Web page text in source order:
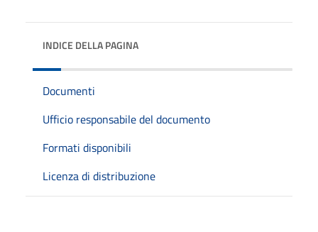
INDICE DELLA PAGINA
Documenti
Ufficio responsabile del documento
Formati disponibili
Licenza di distribuzione